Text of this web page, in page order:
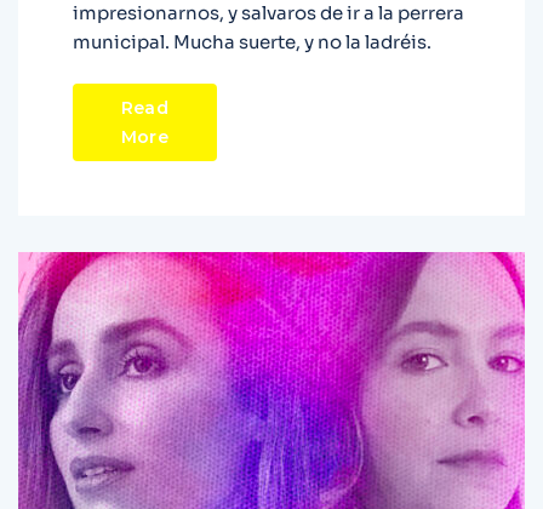
impresionarnos, y salvaros de ir a la perrera
municipal. Mucha suerte, y no la ladréis.
Read
More